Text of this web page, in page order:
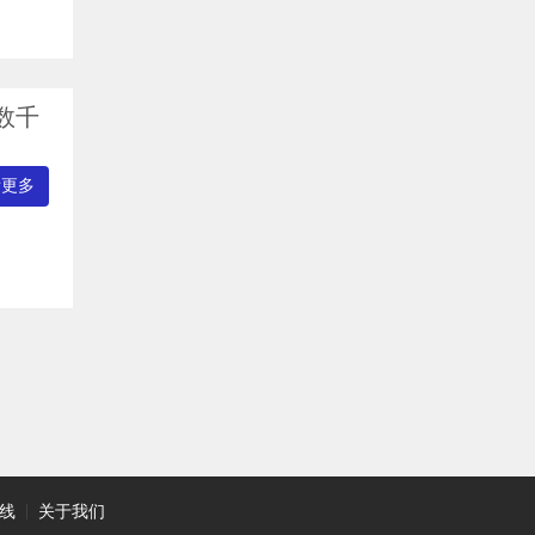
千
多
关于我们